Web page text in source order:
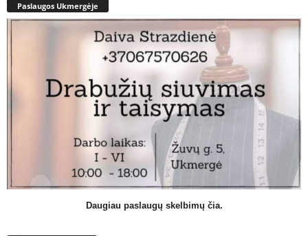
Paslaugos Ukmergėje
Daugiau paslaugų skelbimų čia.